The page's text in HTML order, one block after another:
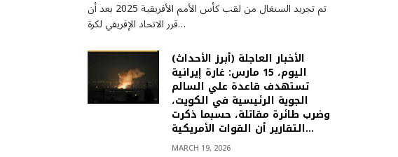
تم تجريد السنغال من لقب كأس الأمم الأفريقية 2025 بعد أن
قرر الاتحاد الإفريقي لكرة…
(أبرز الأحداث) الأخبار العاجلة
اليوم، 15 مارس: غارة إيرانية
تستهدف قاعدة علي السالم
الجوية الرئيسية في الكويت،
وضرب طائرة مقاتلة، حسبما ذكرت
التقارير أن القوات الأمريكية…
MARCH 19, 2026